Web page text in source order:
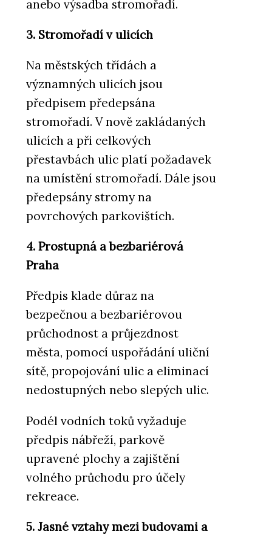
anebo výsadba stromořadí.
3. Stromořadí v ulicích
Na městských třídách a
významných ulicích jsou
předpisem předepsána
stromořadí. V nově zakládaných
ulicích a při celkových
přestavbách ulic platí požadavek
na umístění stromořadí. Dále jsou
předepsány stromy na
povrchových parkovištích.
4. Prostupná a bezbariérová
Praha
Předpis klade důraz na
bezpečnou a bezbariérovou
průchodnost a průjezdnost
města, pomocí uspořádání uliční
sítě, propojování ulic a eliminací
nedostupných nebo slepých ulic.
Podél vodních toků vyžaduje
předpis nábřeží, parkově
upravené plochy a zajištění
volného průchodu pro účely
rekreace.
5. Jasné vztahy mezi budovami a